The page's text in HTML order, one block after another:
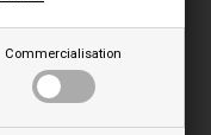
Commercialisation